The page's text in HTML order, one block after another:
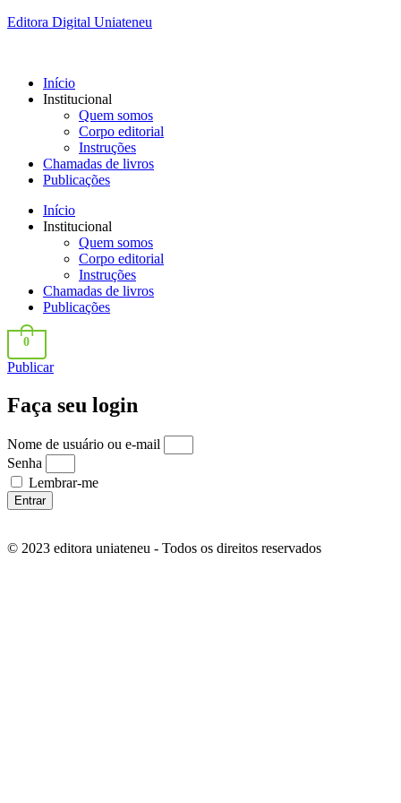
Editora Digital Uniateneu
Início
Institucional
Quem somos
Corpo editorial
Instruções
Chamadas de livros
Publicações
Início
Institucional
Quem somos
Corpo editorial
Instruções
Chamadas de livros
Publicações
0
Publicar
Faça seu login
Nome de usuário ou e-mail
Senha
Lembrar-me
Entrar
© 2023 editora uniateneu - Todos os direitos reservados